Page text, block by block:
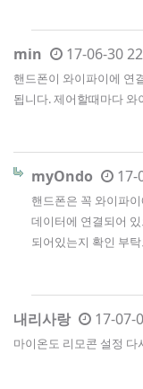
min 17-06-30
핸드폰이 와이파이에 연
됩니다. 제어할때마다
myOndo 17-
핸드폰은 꼭 와이파
데이터에 연결되어
되어있는지 확인 부
내리사랑 17-07-
마이온도 리모콘 설정 다